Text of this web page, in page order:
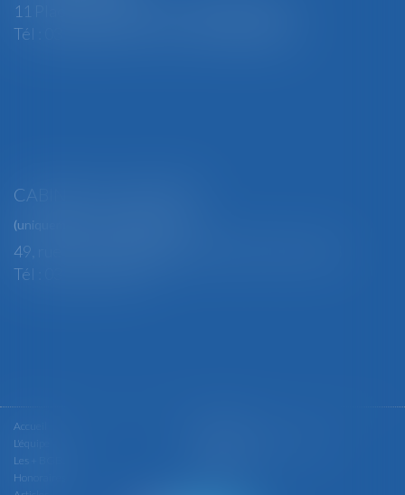
11 Place Edmond Henry - 88000 ÉPINAL
Tél : 03 29 82 29 04 - Fax : 03 29 64 06 84
CABINET SECONDAIRE
(uniquement sur rendez-vous)
49, rue Thiers - 88100 SAINT-DIÉ DES VOSGES
Tél : 03 29 56 15 98
Accueil
L'équipe
Les + BGBJ
Honoraires